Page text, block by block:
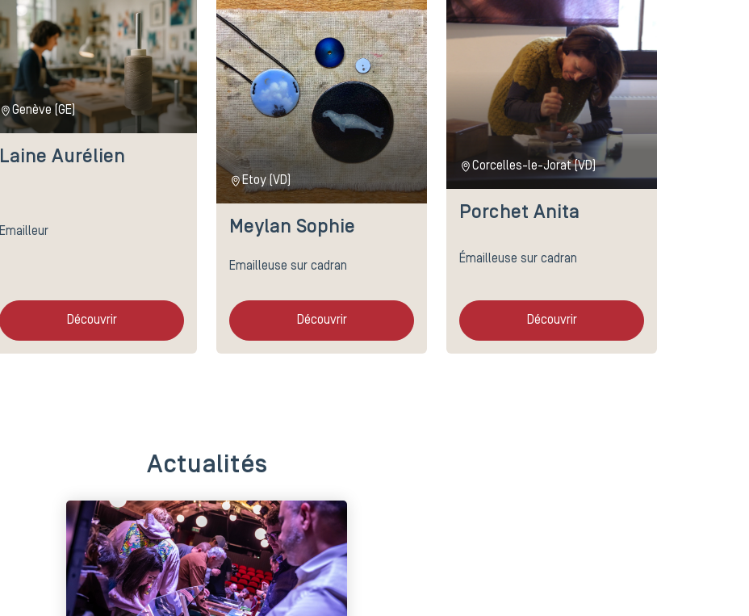
Genève (GE)
Laine Aurélien
Emailleur
Découvrir
Etoy (VD)
Meylan Sophie
Emailleuse sur cadran
Découvrir
Corcelles-le-Jorat (VD)
Porchet Anita
Émailleuse sur cadran
Découvrir
Actualités